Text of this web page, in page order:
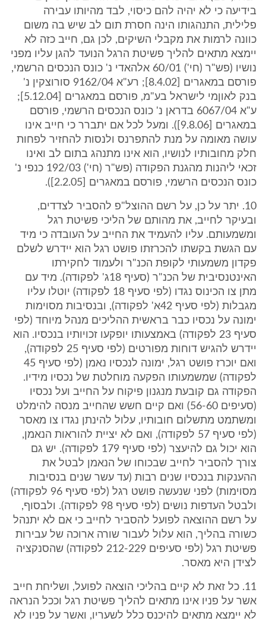
בידיעה כי לא יהיה להם כיסוי, לבד מהיותו עבירה
פלילית, התנהגותו הינה חסרת תום לב שיש בה משום
כוונה לרמות את מקבלי השיקים, לכן גם, חייב כזה לא
יימצא מתאים להליך פשיטת הרגל הנועד להגן עליו מפני
נושיו (פש"ר (חי') 60/01 אלהאדי נ' כונס הנכסים הרשמי,
פורסם במאגרים [8.4.02]; רע"א 9162/04 סורוצקין נ'
בנק לאוןמי לישראל בע"מ, פורסם במאגרים [5.12.04];
ע"א 6067/04 בדראן נ' כונס הנכסים הרשמי, פורסם
במאגרים [9.8.06]). ומעל לכל אם יתברר כי חייב אינו
עושה מאומה על מנת להתפרנס ולנסות להחזיר לפחות
חלק מחובותיו לנושיו, הוא אינו מתנהג בתום לב ואינו
זכאי ליהנות מהגנת הפקודה (פש"ר (חי') 192/03 כנפי נ'
כונס הנכסים הרשמי, פורסם במאגרים [2.2.05]).
10. יתר על כן, על רשם ההוצל"פ להסביר לצדדים,
ובעיקר לחייב, את מהותם של הליכי פשיטת רגל
ומשמעותם. עליו להעמיד את החייב על העובדה כי מיד
עם הגשת בקשתו להכרזתו פושט רגל הוא יידרש לשלם
פקדון משמעותי לקופת הכנ"ר ולעמוד לחקירתו
האינטנסיבית של הכנ"ר (סעיף 18ג' לפקודה). מיד עם
מתן צו הכינוס נגדו (לפי סעיף 18 לפקודה) יוטלו עליו
מגבלות (לפי סעיף 42א' לפקודה), ובנסיבות מסוימות
ימונה על נכסיו כבר בראשית ההליכים מנהל מיוחד (לפי
סעיף 23 לפקודה) באמצעותו יופקעו זכויותיו בנכסיו. הוא
יידרש להגיש דוחות מפורטים (לפי סעיף 25 לפקודה),
ואם יוכרז פושט רגל, ימונה לנכסיו נאמן (לפי סעיף 45
לפקודה) שמשמעותו הפקעה מוחלטת של נכסיו מידיו.
הפקודה גם קובעת מנגנון פיקוח על החייב ועל נכסיו
(סעיפים 56-60) ואם קיים חשש שהחייב מנסה להימלט
ומשתמט מתשלום חובותיו, עלול להינתן נגדו צו מאסר
(לפי סעיף 57 לפקודה), ואם לא יציית להוראות הנאמן,
הוא יכול גם להיעצר (לפי סעיף 179 לפקודה). יש גם
צורך להסביר לחייב שבכוחו של הנאמן לבטל את
ההענקות בנכסיו שנים רבות (עד עשר שנים בנסיבות
מסוימות) לפני שנעשה פושט רגל (לפי סעיף 96 לפקודה)
ולבטל העדפות נושים (לפי סעיף 98 לפקודה). ולבסוף,
על רשם ההוצאה לפועל להסביר לחייב כי אם לא יתנהל
כשורה בהליך, הוא עלול לעבור שורה ארוכה של עבירות
פשיטת רגל (לפי סעיפים 212-229 לפקודה) שהסנקציה
לצידן היא מאסר.
11. כל זאת לא קיים בהליכי הוצאה לפועל, ושליחת חייב
אשר על פניו אינו מתאים להליך פשיטת רגל וככל הנראה
לא יימצא מתאים להיכנס כלל לשעריו, ואשר על פניו לא